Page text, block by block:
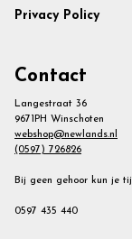
Privacy Policy
Contact
Langestraat 36
9671PH Winschoten
webshop@newlands.nl
(0597) 726826
Bij geen gehoor kun je
0597 435 440